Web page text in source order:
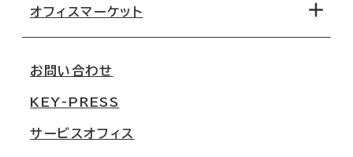
移転コストシミュレーション
移転スケジュール
オフィス移転Q&A
オフィスマーケット
大阪
名古屋
お問い合わせ
KEY-PRESS
サービスオフィス